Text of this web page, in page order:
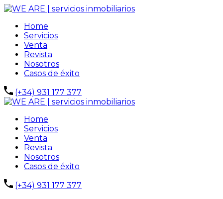
Home
Servicios
Venta
Revista
Nosotros
Casos de éxito
(+34) 931 177 377
Home
Servicios
Venta
Revista
Nosotros
Casos de éxito
(+34) 931 177 377